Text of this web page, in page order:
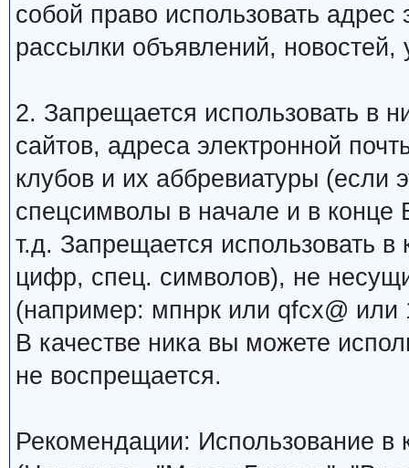
собой право использовать
рассылки объявлений, новостей,
2. Запрещается использовать в
сайтов, адреса электронной
клубов и их аббревиатуры (если
спецсимволы в начале и в
т.д. Запрещается использовать
цифр, спец. символов), не
(например: мпнрк или qfcx@ или
В качестве ника вы можете
не воспрещается.
Рекомендации: Использование в